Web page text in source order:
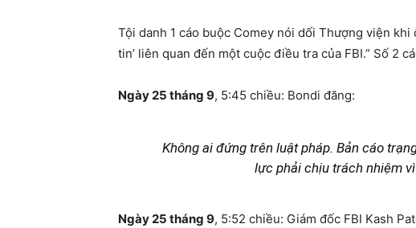
Tội danh 1 cáo buộc Comey nói dối Thượng viện
tin’ liên quan đến một cuộc điều tra của FBI.” Số 2
Ngày 25 tháng 9, 5:45 chiều: Bondi đăng:
Không ai đứng trên luật pháp. Bản cáo
lực phải chịu trách nhiệm
Ngày 25 tháng 9, 5:52 chiều: Giám đốc FBI Kash